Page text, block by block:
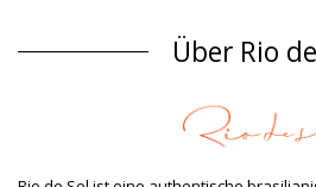
Bikini-Tops Rot Rio de Sol
Material Oberstoff: 84%
16% Spandex (LYCRA) - OEKO-TEX -
Futter: 84% Biodegradable Nylon
Spandex (LYCRA) - OEKO-TEX -
Über Rio